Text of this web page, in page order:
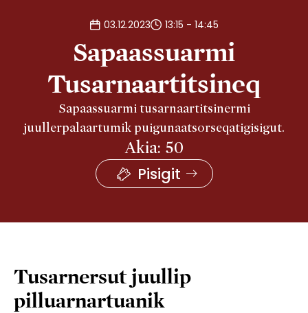
03.12.2023 13:15 - 14:45
Sapaassuarmi
Tusarnaartitsineq
Sapaassuarmi tusarnaartitsinermi
juullerpalaartumik puigunaatsorseqatigisigut.
Akia: 50
Pisigit
Tusarnersut juullip
pilluarnartuanik